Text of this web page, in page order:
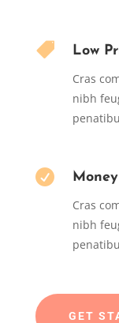

Low
Cras
nibh

Cras
nibh
GET